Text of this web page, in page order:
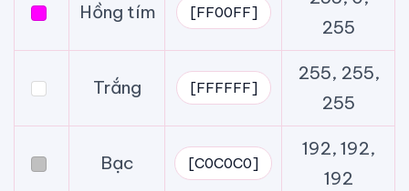
Hồng tím [FF00FF]
255
Trắng [FFFFFF]
255, 255,
255
Bạc [C0C0C0]
192, 192,
192